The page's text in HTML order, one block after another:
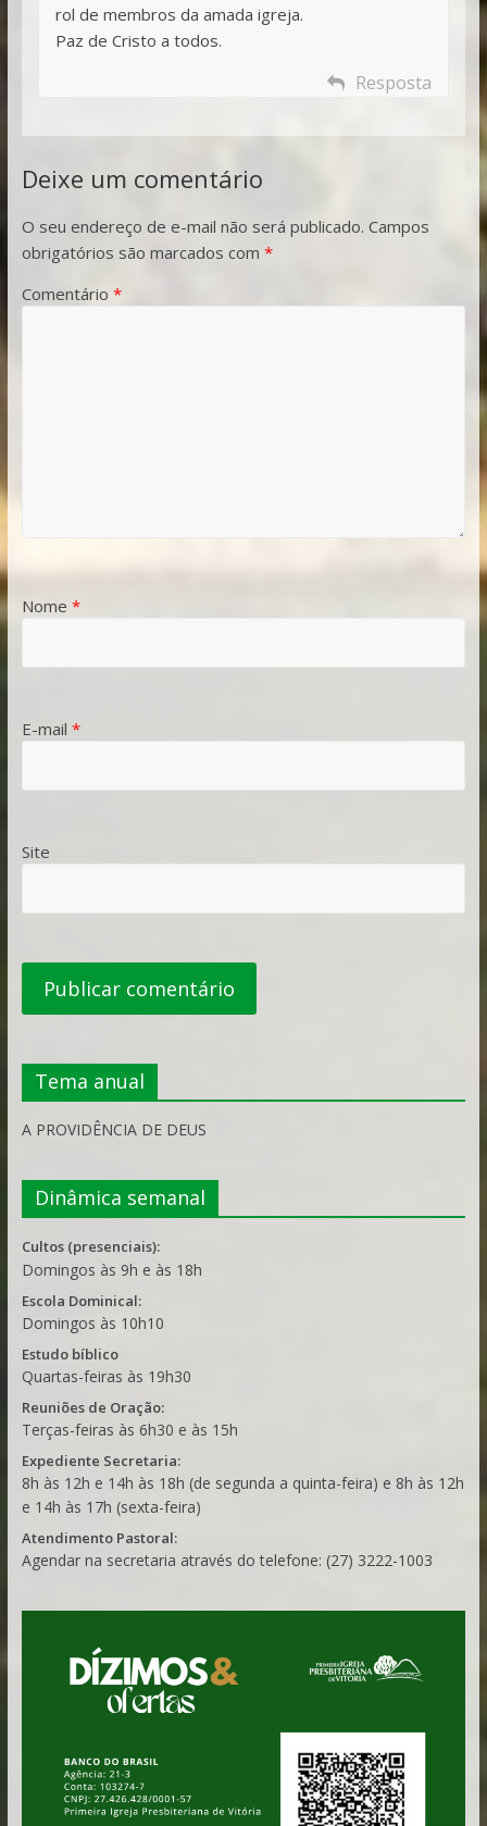
rol de membros da amada igreja.
Paz de Cristo a todos.
Resposta
Deixe um comentário
O seu endereço de e-mail não será publicado. Campos
obrigatórios são marcados com *
Comentário *
Nome *
E-mail *
Site
Tema anual
A PROVIDÊNCIA DE DEUS
Dinâmica semanal
Cultos (presenciais):
Domingos às 9h e às 18h
Escola Dominical:
Domingos às 10h10
Estudo bíblico
Quartas-feiras às 19h30
Reuniões de Oração:
Terças-feiras às 6h30 e às 15h
Expediente Secretaria:
8h às 12h e 14h às 18h (de segunda a quinta-feira) e 8h às 12h
e 14h às 17h (sexta-feira)
Atendimento Pastoral:
Agendar na secretaria através do telefone: (27) 3222-1003